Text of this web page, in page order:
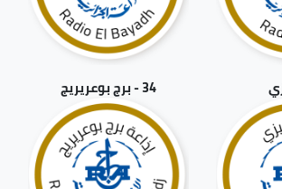
34 - برج بوعريريج